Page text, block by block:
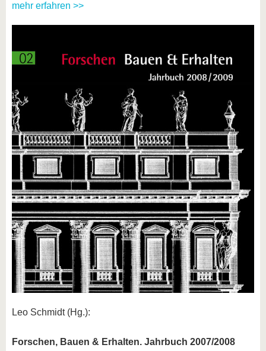
mehr erfahren >>
Leo Schmidt (Hg.):
Forschen, Bauen & Erhalten. Jahrbuch 2007/2008